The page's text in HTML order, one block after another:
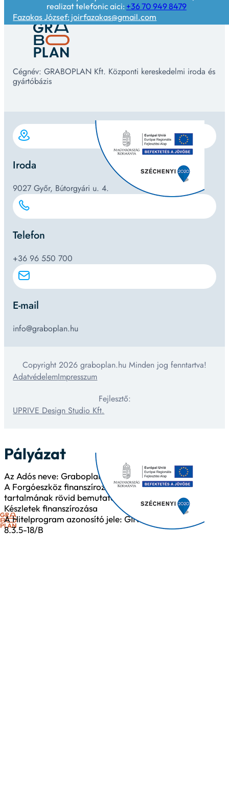
realizat telefonic aici: +36 70 949 8479
Fazakas József: joirfazakas@gmail.com
Cégnév: GRABOPLAN Kft. Központi kereskedelmi iroda és
gyártóbázis
Iroda
9027 Győr, Bútorgyári u. 4.
Telefon
+36 96 550 700
E-mail
info@graboplan.hu
Copyright 2026 graboplan.hu Minden jog fenntartva!
AdatvédelemImpresszum
Fejlesztő:
UPRIVE Design Studio Kft.
Pályázat
Az Adós neve: Graboplan Kft.
A Forgóeszköz finanszírozás
tartalmának rövid bemutatása:
Készletek finanszírozása
A Hitelprogram azonosító jele: GINOP-
8.3.5-18/B